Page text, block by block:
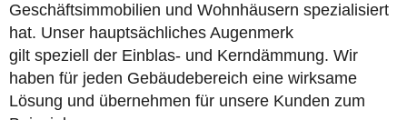
Geschäftsimmobilien und Wohnhäusern spezialisiert
hat. Unser hauptsächliches Augenmerk
gilt speziell der Einblas- und Kerndämmung. Wir
haben für jeden Gebäudebereich eine wirksame
Lösung und übernehmen für unsere Kunden zum